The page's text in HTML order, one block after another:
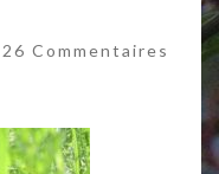
Commentaires
26 Commentaires